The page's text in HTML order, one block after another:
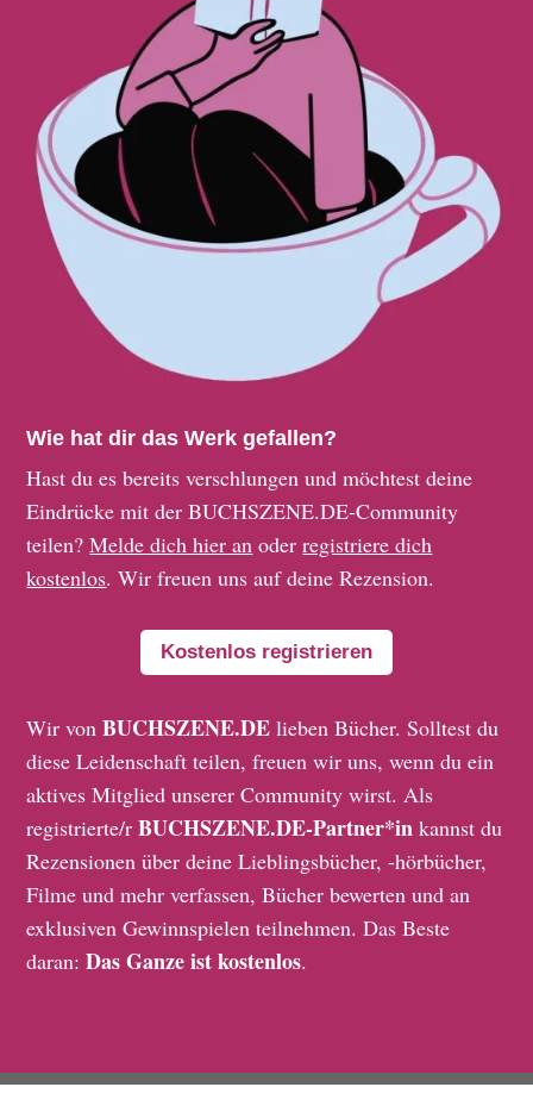
Wie hat dir das Werk gefallen?
Hast du es bereits verschlungen und möchtest deine
Eindrücke mit der BUCHSZENE.DE-Community
teilen?Melde dich hier an oderregistriere dich
kostenlos. Wir freuen uns auf deine Rezension.
Kostenlos registrieren
Wir vonBUCHSZENE.DE lieben Bücher. Solltest du
diese Leidenschaft teilen, freuen wir uns, wenn du ein
aktives Mitglied unserer Community wirst. Als
registrierte/rBUCHSZENE.DE-Partner*in kannst du
Rezensionen über deine Lieblingsbücher, -hörbücher,
Filme und mehr verfassen, Bücher bewerten und an
exklusiven Gewinnspielen teilnehmen. Das Beste
daran:Das Ganze ist kostenlos.